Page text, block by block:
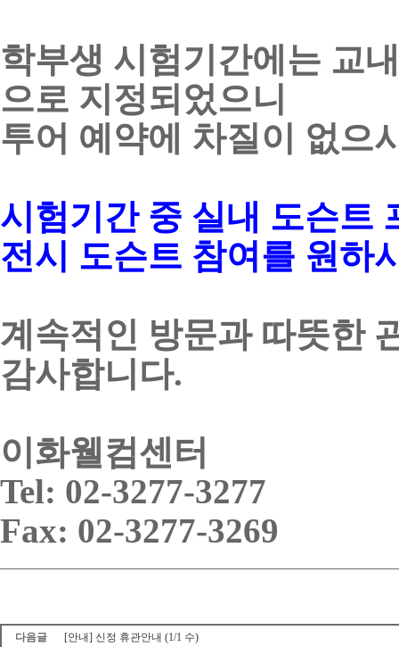
학부생 시험기간에는 교
으로 지정되었으니
투어 예약에 차질이 없으
시험기간 중 실내 도슨트
전시 도슨트 참여를 원하
계속적인 방문과 따뜻한
감사합니다.
이화웰컴센터
Tel: 02-3277-3277
Fax: 02-3277-3269
다음글
[안내] 신정 휴관안내 (1/1 수)